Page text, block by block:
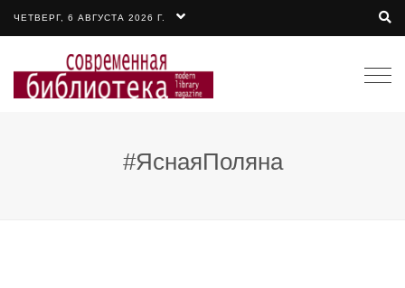
ЧЕТВЕРГ, 6 АВГУСТА 2026 Г.
#ЯснаяПоляна